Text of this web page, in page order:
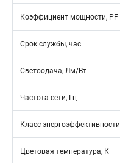
Коэффициент мощности, PF
Срок службы, час
Светоодача, Лм/Вт
Частота сети, Гц
Класс энергоэффективности
Цветовая температура, К